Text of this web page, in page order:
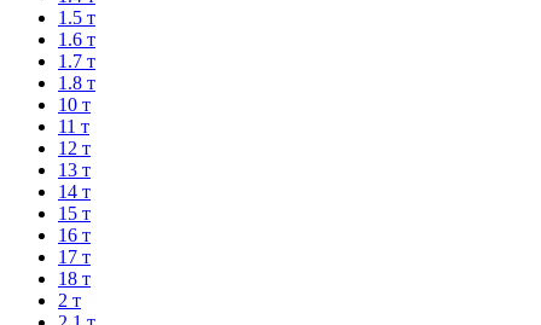
1.5 т
1.6 т
1.7 т
1.8 т
10 т
11 т
12 т
13 т
14 т
15 т
16 т
17 т
18 т
2 т